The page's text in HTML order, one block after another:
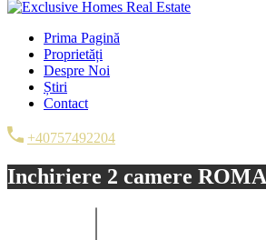
Prima Pagină
Proprietăți
Despre Noi
Știri
Contact
+40757492204
Inchiriere 2 camere